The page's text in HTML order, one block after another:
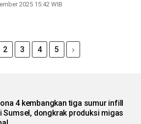
2025 15:42 WIB
2 3 4 5
4 kembangkan tiga sumur infill
Sumsel, dongkrak produksi migas